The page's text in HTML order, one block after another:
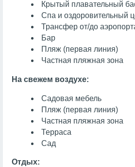
Крытый плавательный
Спа и оздоровительный
Трансфер от/до
Бар
Пляж (первая линия)
Частная пляжная зона
На свежем воздухе:
Садовая мебель
Пляж (первая линия)
Частная пляжная зона
Терраса
Сад
Отдых: